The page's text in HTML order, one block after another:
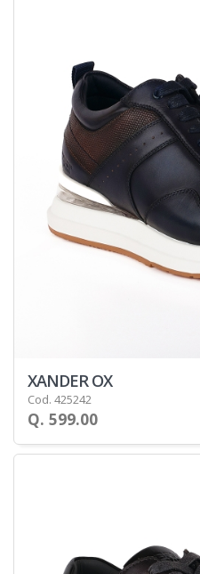
XANDER OX
Cod. 425242
Q. 599.00